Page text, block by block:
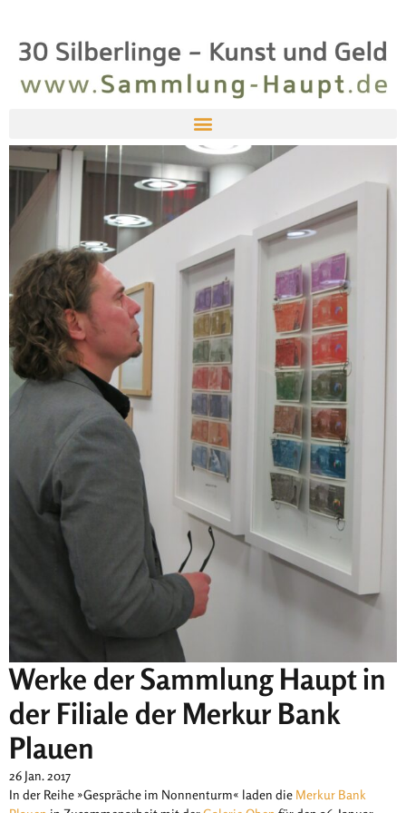
Werke der Sammlung Haupt in
der Filiale der Merkur Bank
Plauen
26 Jan. 2017
In der Reihe »Gespräche im Nonnenturm« laden die Merkur Bank